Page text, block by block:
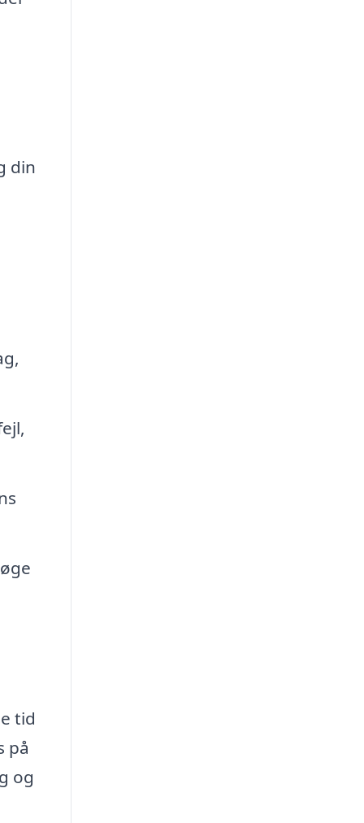
din
tid
på
og